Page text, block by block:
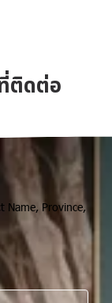
ติดต่อ
Name, Province,